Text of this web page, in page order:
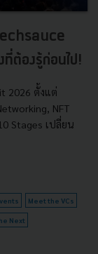
ต้องรู้ก่อนไป!
2026 ตั้งแต่
NFT
Stages เปลี่ยน
Meet the VCs
Next